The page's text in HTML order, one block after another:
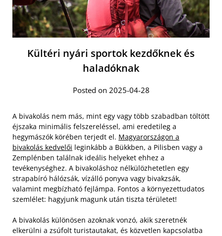
Kültéri nyári sportok kezdőknek és
haladóknak
Posted on 2025-04-28
A bivakolás nem más, mint egy vagy több szabadban töltött
éjszaka minimális felszereléssel, ami eredetileg a
hegymászók körében terjedt el. Magyarországon a
bivakolás kedvelői leginkább a Bükkben, a Pilisben vagy a
Zemplénben találnak ideális helyeket ehhez a
tevékenységhez. A bivakoláshoz nélkülözhetetlen egy
strapabíró hálózsák, vízálló ponyva vagy bivakzsák,
valamint megbízható fejlámpa. Fontos a környezettudatos
szemlélet: hagyjunk magunk után tiszta térületet!
A bivakolás különösen azoknak vonzó, akik szeretnék
elkerülni a zsúfolt turistautakat, és közvetlen kapcsolatba